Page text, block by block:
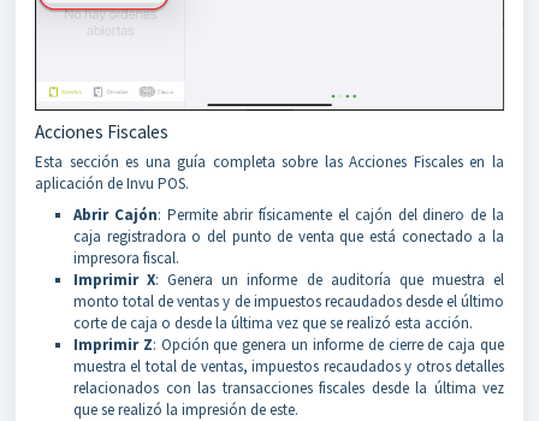
Acciones Fiscales
Esta sección es una guía completa sobre las Acciones Fiscales en la
aplicación de Invu POS.
Abrir Cajón: Permite abrir físicamente el cajón del dinero de la
caja registradora o del punto de venta que está conectado a la
impresora fiscal.
Imprimir X: Genera un informe de auditoría que muestra el
monto total de ventas y de impuestos recaudados desde el último
corte de caja o desde la última vez que se realizó esta acción.
Imprimir Z: Opción que genera un informe de cierre de caja que
muestra el total de ventas, impuestos recaudados y otros detalles
relacionados con las transacciones fiscales desde la última vez
que se realizó la impresión de este.